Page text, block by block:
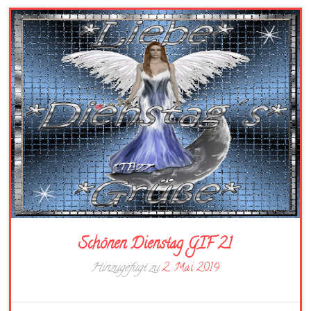
Schönen Dienstag GIF 21
Hinzugefügt zu2. Mai 2019